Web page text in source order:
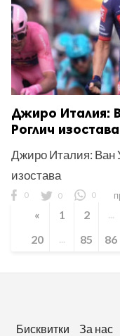
Джиро Италия:
Роглич изостава
Джиро Италия: Ван
изостава
0 0 0
« 1 2 ...
20
... 85 86
Бисквитки За нас